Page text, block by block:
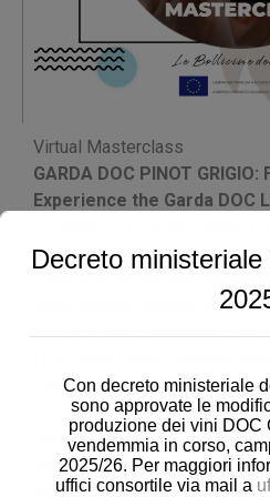
Virtual Masterclass
GARDA DOC PINOT GRIGIO:
Experience the Garda DOC
nella regione vinicola intorno
scoprire la zona attraverso il
Costantino Gabardi e Peter
Tasting Program
GARDA DOC PINOT GRIGIO
Decreto
Con decreto ministeriale
sono approvate le
produzione dei vini DOC
vendemmia in corso,
2025/26. Per maggiori
uffici consortile via mail a